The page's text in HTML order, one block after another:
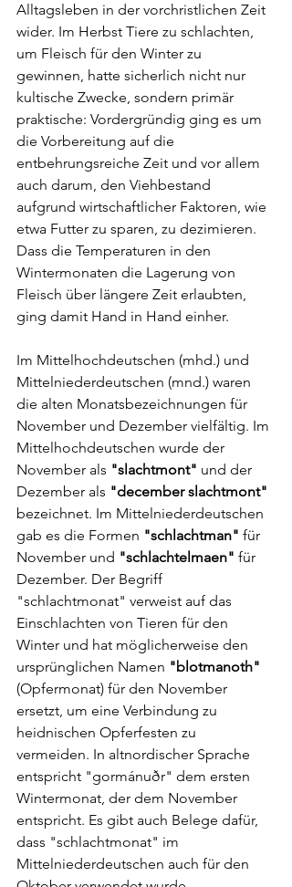
Alltagsleben in der vorchristlichen Zeit
wider. Im Herbst Tiere zu schlachten,
um Fleisch für den Winter zu
gewinnen, hatte sicherlich nicht nur
kultische Zwecke, sondern primär
praktische: Vordergründig ging es um
die Vorbereitung auf die
entbehrungsreiche Zeit und vor allem
auch darum, den Viehbestand
aufgrund wirtschaftlicher Faktoren, wie
etwa Futter zu sparen, zu dezimieren.
Dass die Temperaturen in den
Wintermonaten die Lagerung von
Fleisch über längere Zeit erlaubten,
ging damit Hand in Hand einher.
Im Mittelhochdeutschen (mhd.) und
Mittelniederdeutschen (mnd.) waren
die alten Monatsbezeichnungen für
November und Dezember vielfältig. Im
Mittelhochdeutschen wurde der
November als "slachtmont" und der
Dezember als "december slachtmont"
bezeichnet. Im Mittelniederdeutschen
gab es die Formen "schlachtman" für
November und "schlachtelmaen" für
Dezember. Der Begriff
"schlachtmonat" verweist auf das
Einschlachten von Tieren für den
Winter und hat möglicherweise den
ursprünglichen Namen "blotmanoth"
(Opfermonat) für den November
ersetzt, um eine Verbindung zu
heidnischen Opferfesten zu
vermeiden. In altnordischer Sprache
entspricht "gormánuðr" dem ersten
Wintermonat, der dem November
entspricht. Es gibt auch Belege dafür,
dass "schlachtmonat" im
Mittelniederdeutschen auch für den